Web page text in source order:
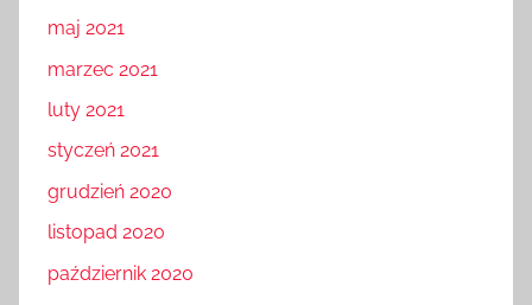
maj 2021
marzec 2021
luty 2021
styczeń 2021
grudzień 2020
listopad 2020
październik 2020